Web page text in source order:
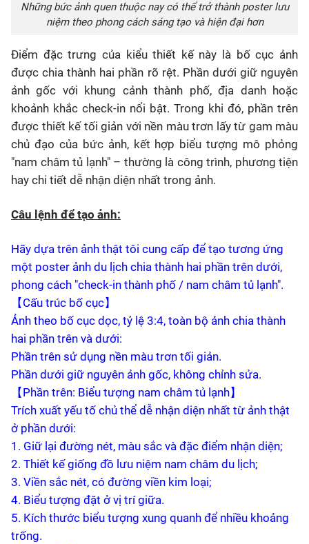
Những bức ảnh quen thuộc nay có thể trở thành poster lưu
niệm theo phong cách sáng tạo và hiện đại hơn
Điểm đặc trưng của kiểu thiết kế này là bố cục ảnh
được chia thành hai phần rõ rệt. Phần dưới giữ nguyên
ảnh gốc với khung cảnh thành phố, địa danh hoặc
khoảnh khắc check-in nổi bật. Trong khi đó, phần trên
được thiết kế tối giản với nền màu trơn lấy từ gam màu
chủ đạo của bức ảnh, kết hợp biểu tượng mô phỏng
"nam châm tủ lạnh" – thường là công trình, phương tiện
hay chi tiết dễ nhận diện nhất trong ảnh.
Câu lệnh để tạo ảnh:
Hãy dựa trên ảnh thật tôi cung cấp để tạo tương ứng
một poster ảnh du lịch chia thành hai phần trên dưới,
phong cách "check-in thành phố / nam châm tủ lạnh".
【Cấu trúc bố cục】
Ảnh theo bố cục dọc, tỷ lệ 3:4, toàn bộ ảnh chia thành
hai phần trên và dưới:
Phần trên sử dụng nền màu trơn tối giản.
Phần dưới giữ nguyên ảnh gốc, không chỉnh sửa.
【Phần trên: Biểu tượng nam châm tủ lạnh】
Trích xuất yếu tố chủ thể dễ nhận diện nhất từ ảnh thật
ở phần dưới:
1. Giữ lại đường nét, màu sắc và đặc điểm nhận diện;
2. Thiết kế giống đồ lưu niệm nam châm du lịch;
3. Viền sắc nét, có đường viền kim loại;
4. Biểu tượng đặt ở vị trí giữa.
5. Kích thước biểu tượng xung quanh để nhiều khoảng
trống.